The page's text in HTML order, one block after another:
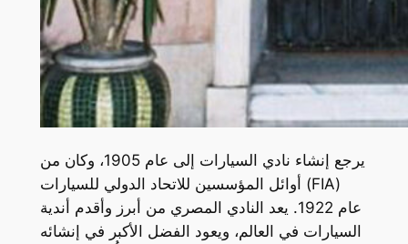
يرجع إنشاء نادي السيارات إلى عام 1905، وكان من
أوائل المؤسسين للاتحاد الدولي للسيارات (FIA)
عام 1922. يعد النادي المصري من أبرز وأقدم أندية
السيارات في العالم، ويعود الفضل الأكبر في إنشائه